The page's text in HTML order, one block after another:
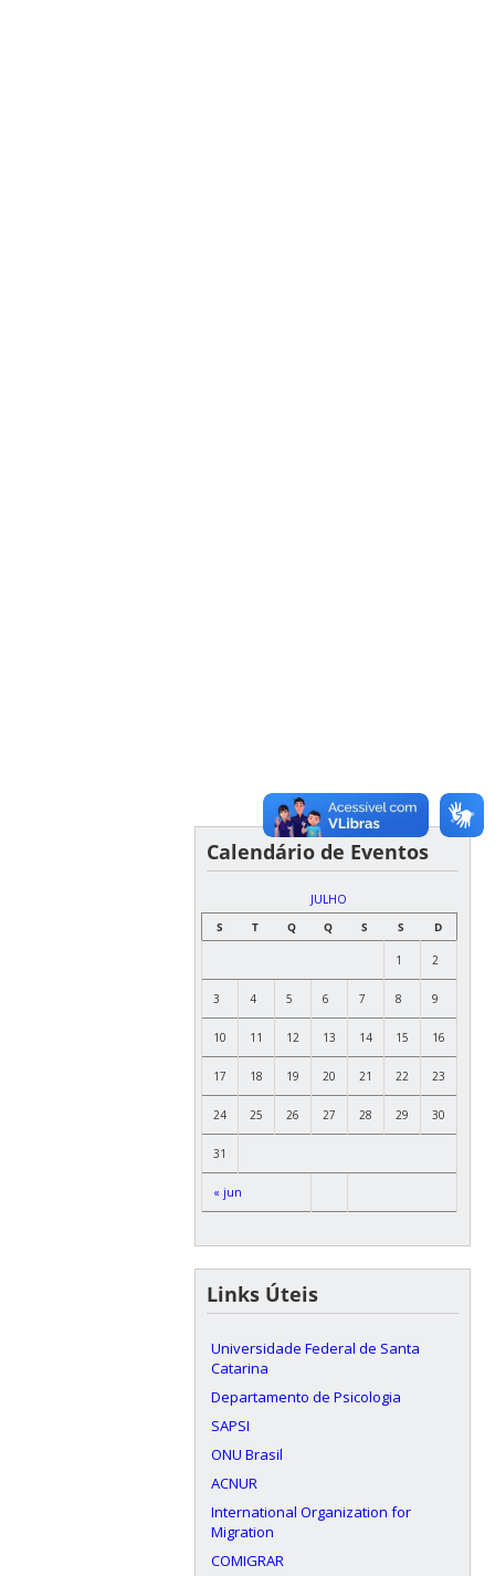
Calendário de Eventos
JULHO
S
T Q Q S S D
« jun
1 2
3 4 5 6 7 8 9
10 11 12 13 14 15 16
17 18 19 20 21 22 23
24 25 26 27 28 29 30
31
Links Úteis
Universidade Federal de Santa
Catarina
Departamento de Psicologia
SAPSI
ONU Brasil
ACNUR
International Organization for
Migration
COMIGRAR